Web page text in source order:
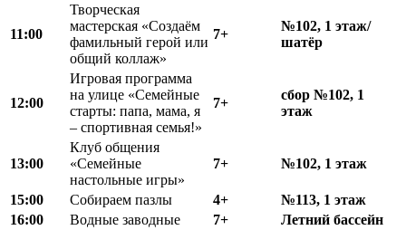
11:00
Творческая
мастерская «Создаём
фамильный герой или
общий коллаж»
7+
№102, 1 этаж/
шатёр
12:00
Игровая программа
на улице «Семейные
старты: папа, мама, я
– спортивная семья!»
7+
сбор №102, 1
этаж
13:00
Клуб общения
«Семейные
настольные игры»
7+ №102, 1 этаж
15:00 Собираем пазлы 4+
№113, 1 этаж
16:00
Водные заводные 7+
Летний бассейн